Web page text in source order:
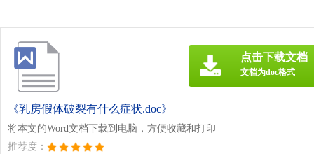
《乳房假体破裂有什么症状.doc》
将本文的Word文档下载到电脑，方便收藏和打印
推荐度：
点击下载文档
文档为doc格式